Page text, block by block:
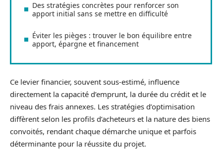
Des stratégies concrètes pour renforcer son
apport initial sans se mettre en difficulté
Éviter les pièges : trouver le bon équilibre entre
apport, épargne et financement
Ce levier financier, souvent sous-estimé, influence
directement la capacité d’emprunt, la durée du crédit et le
niveau des frais annexes. Les stratégies d’optimisation
diffèrent selon les profils d’acheteurs et la nature des biens
convoités, rendant chaque démarche unique et parfois
déterminante pour la réussite du projet.